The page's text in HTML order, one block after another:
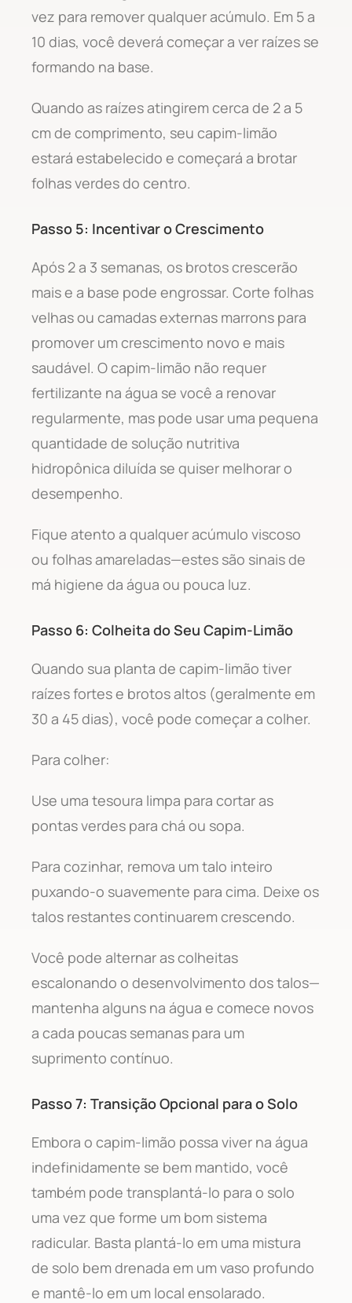
vez para remover qualquer acúmulo. Em 5 a
10 dias, você deverá começar a ver raízes se
formando na base.
Quando as raízes atingirem cerca de 2 a 5
cm de comprimento, seu capim-limão
estará estabelecido e começará a brotar
folhas verdes do centro.
Passo 5: Incentivar o Crescimento
Após 2 a 3 semanas, os brotos crescerão
mais e a base pode engrossar. Corte folhas
velhas ou camadas externas marrons para
promover um crescimento novo e mais
saudável. O capim-limão não requer
fertilizante na água se você a renovar
regularmente, mas pode usar uma pequena
quantidade de solução nutritiva
hidropônica diluída se quiser melhorar o
desempenho.
Fique atento a qualquer acúmulo viscoso
ou folhas amareladas—estes são sinais de
má higiene da água ou pouca luz.
Passo 6: Colheita do Seu Capim-Limão
Quando sua planta de capim-limão tiver
raízes fortes e brotos altos (geralmente em
30 a 45 dias), você pode começar a colher.
Para colher:
Use uma tesoura limpa para cortar as
pontas verdes para chá ou sopa.
Para cozinhar, remova um talo inteiro
puxando-o suavemente para cima. Deixe os
talos restantes continuarem crescendo.
Você pode alternar as colheitas
escalonando o desenvolvimento dos talos—
mantenha alguns na água e comece novos
a cada poucas semanas para um
suprimento contínuo.
Passo 7: Transição Opcional para o Solo
Embora o capim-limão possa viver na água
indefinidamente se bem mantido, você
também pode transplantá-lo para o solo
uma vez que forme um bom sistema
radicular. Basta plantá-lo em uma mistura
de solo bem drenada em um vaso profundo
e mantê-lo em um local ensolarado.